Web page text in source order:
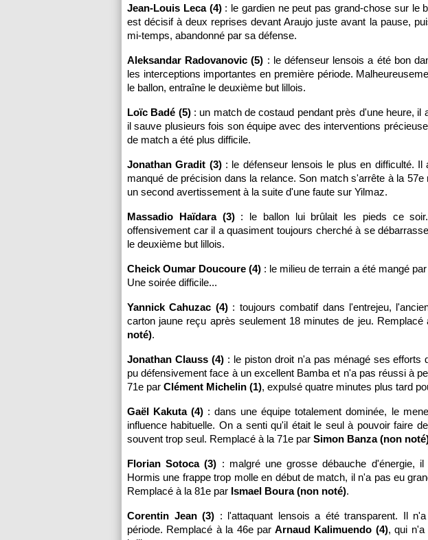
Jean-Louis Leca (4): le gardien ne peut pas grand-chose sur le
est décisif à deux reprises devant Araujo juste avant la pause,
mi-temps, abandonné par sa défense.
Aleksandar Radovanovic (5) : le défenseur lensois a été bon
les interceptions importantes en première période.
le ballon, entraîne le deuxième but lillois.
Loïc Badé (5): un match de costaud pendant près d'une heure, il
il sauve plusieurs fois son équipe avec des interventions
de match a été plus difficile.
Jonathan Gradit (3): le défenseur lensois le plus en difficulté. Il
manqué de précision dans la relance. Son match s'arrête à la
un second avertissement à la suite d'une faute sur Yilmaz.
Massadio Haïdara (3): le ballon lui brûlait les pieds ce
offensivement car il a quasiment toujours cherché à se
le deuxième but lillois.
Cheick Oumar Doucoure (4) : le milieu de terrain a été mangé
Une soirée difficile...
Yannick Cahuzac (4): toujours combatif dans l'entrejeu,
carton jaune reçu après seulement 18 minutes de jeu. Remplacé
noté).
Jonathan Clauss (4): le piston droit n'a pas ménagé ses efforts
pu défensivement face à un excellent Bamba et n'a pas réussi à
71e par Clément Michelin (1), expulsé quatre minutes plus tard
Gaël Kakuta (4) : dans une équipe totalement dominée, le
influence habituelle. On a senti qu'il était le seul à pouvoir faire
souvent trop seul. Remplacé à la 71e par Simon Banza (non
Florian Sotoca (3) : malgré une grosse débauche d'énergie,
Hormis une frappe trop molle en début de match, il n'a pas eu
Remplacé à la 81e par Ismael Boura (non noté).
Corentin Jean (3) : l'attaquant lensois a été transparent. Il
période. Remplacé à la 46e par Arnaud Kalimuendo (4), qui n'a